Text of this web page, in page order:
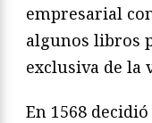
empresarial
algunos libros
exclusiva de la
En 1568